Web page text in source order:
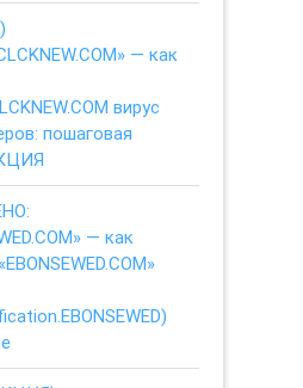
— как
вирус
пошаговая
— как